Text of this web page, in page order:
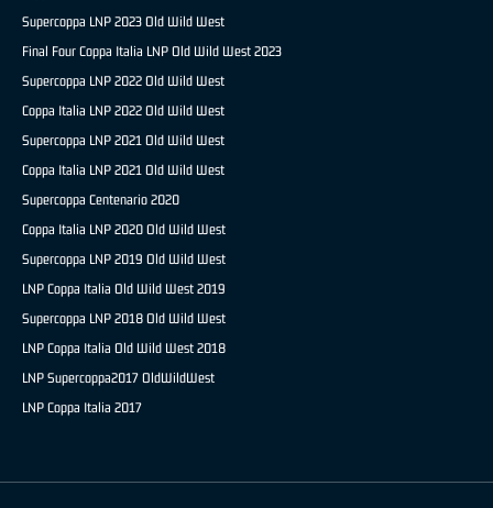
Supercoppa LNP 2023 Old Wild West
Final Four Coppa Italia LNP Old Wild West 2023
Supercoppa LNP 2022 Old Wild West
Coppa Italia LNP 2022 Old Wild West
Supercoppa LNP 2021 Old Wild West
Coppa Italia LNP 2021 Old Wild West
Supercoppa Centenario 2020
Coppa Italia LNP 2020 Old Wild West
Supercoppa LNP 2019 Old Wild West
LNP Coppa Italia Old Wild West 2019
Supercoppa LNP 2018 Old Wild West
LNP Coppa Italia Old Wild West 2018
LNP Supercoppa2017 OldWildWest
LNP Coppa Italia 2017